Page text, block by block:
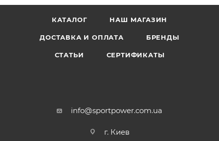
КАТАЛОГ НАШ МАГАЗИН
ДОСТАВКА И ОПЛАТА БРЕНДЫ
СТАТЬИ СЕРТИФИКАТЫ
info@sportpower.com.ua
г. Киев